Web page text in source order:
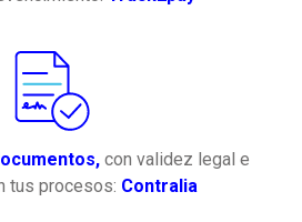
con validez legal e
tus procesos: Contralia